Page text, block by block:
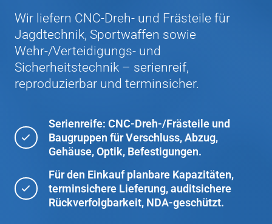
Wir liefern CNC‑Dreh‑ und Frästeile für
Jagdtechnik, Sportwaffen sowie
Wehr‑/Verteidigungs‑ und
Sicherheitstechnik – serienreif,
reproduzierbar und terminsicher.
Serienreife: CNC-Dreh-/Frästeile und
Baugruppen für Verschluss, Abzug,
Gehäuse, Optik, Befestigungen.
Für den Einkauf planbare Kapazitäten,
terminsichere Lieferung, auditsichere
Rückverfolgbarkeit, NDA-geschützt.